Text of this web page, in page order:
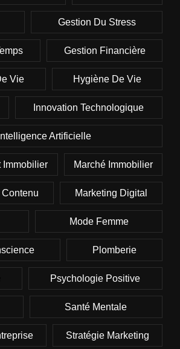
Gestion Du Stress
Gestion Financière
Vie Hygiène De Vie
Innovation Technologique
Intelligence Artificielle
Immobilier Marché Immobilier
Marketing Digital
Mode Femme
Plomberie
Psychologie Positive
Santé Mentale
Stratégie Marketing